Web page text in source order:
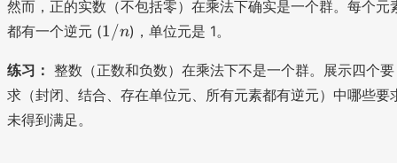
0
=
1
然而，正的实数（不包括零）在乘法下确实是一个群。每个元
都有一个逆元 (1
n
1/n)，单位元是 1。
练习： 整数（正数和负数）在乘法下不是一个群。展示四个要
求（封闭、结合、存在单位元、所有元素都有逆元）中哪些要
未得到满足。